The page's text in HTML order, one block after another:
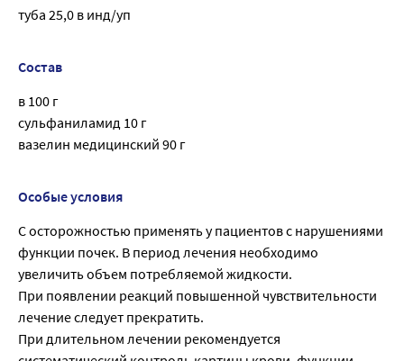
туба 25,0 в инд/уп
Состав
в 100 г
сульфаниламид 10 г
вазелин медицинский 90 г
Особые условия
С осторожностью применять у пациентов с нарушениями
функции почек. В период лечения необходимо
увеличить объем потребляемой жидкости.
При появлении реакций повышенной чувствительности
лечение следует прекратить.
При длительном лечении рекомендуется